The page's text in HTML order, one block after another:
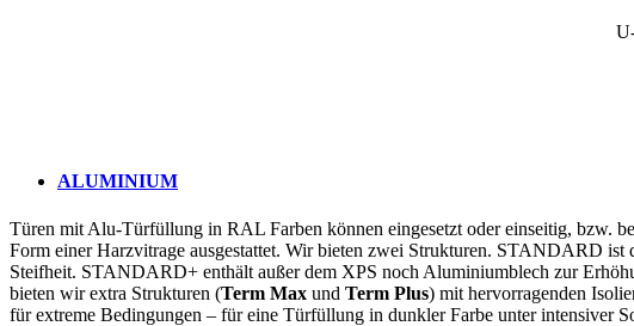
ALUMINIUM
Türen mit Alu-Türfüllung in RAL Farben können eingesetzt oder einseitig, bzw.
Form einer Harzvitrage ausgestattet. Wir bieten zwei Strukturen. STANDARD ist
Steifheit. STANDARD+ enthält außer dem XPS noch Aluminiumblech zur
bieten wir extra Strukturen (Term Max und Term Plus) mit hervorragenden
für extreme Bedingungen – für eine Türfüllung in dunkler Farbe unter intensiver